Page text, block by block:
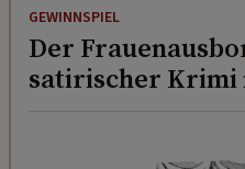
GEWINNSPIEL
Der
satirischer